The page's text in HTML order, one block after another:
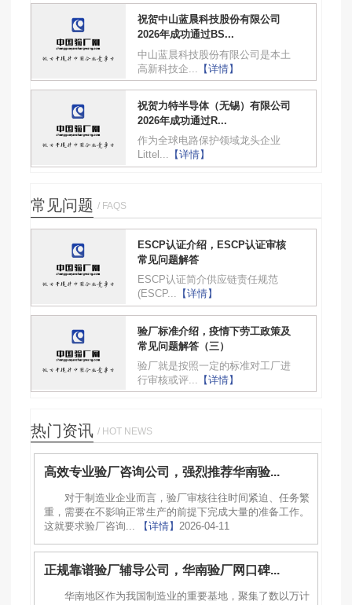
祝贺中山蓝晨科技股份有限公司
2026年成功通过BS...
中山蓝晨科技股份有限公司是本土
高新科技企...
【详情】
祝贺力特半导体（无锡）有限公司
2026年成功通过R...
作为全球电路保护领域龙头企业
Littel... 【详情】
常见问题 / FAQS
ESCP认证介绍，ESCP认证审核
常见问题解答
ESCP认证简介供应链责任规范
(ESCP... 【详情】
验厂标准介绍，疫情下劳工政策及
常见问题解答（三）
验厂就是按照一定的标准对工厂进
行审核或评... 【详情】
热门资讯 / HOT NEWS
高效专业验厂咨询公司，强烈推荐华南验...
对于制造业企业而言，验厂审核往往时间紧迫、任务繁
重，需要在不影响正常生产的前提下完成大量的准备工作。
这就要求验厂咨询...
【详情】 2026-04-11
正规靠谱验厂辅导公司，华南验厂网口碑...
华南地区作为我国制造业的重要基地，聚集了数以万计